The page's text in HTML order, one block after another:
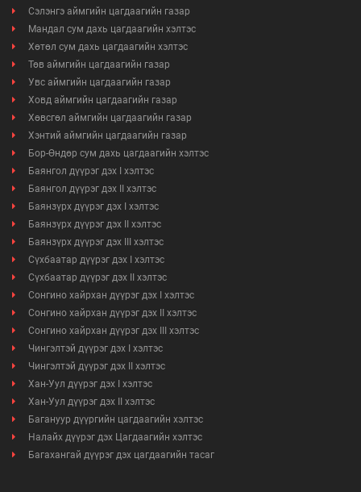
Сэлэнгэ аймгийн цагдаагийн газар
Мандал сум дахь цагдаагийн хэлтэс
Хөтөл сум дахь цагдаагийн хэлтэс
Төв аймгийн цагдаагийн газар
Увс аймгийн цагдаагийн газар
Ховд аймгийн цагдаагийн газар
Хөвсгөл аймгийн цагдаагийн газар
Хэнтий аймгийн цагдаагийн газар
Бор-Өндөр сум дахь цагдаагийн хэлтэс
Баянгол дүүрэг дэх I хэлтэс
Баянгол дүүрэг дэх II хэлтэс
Баянзүрх дүүрэг дэх I хэлтэс
Баянзүрх дүүрэг дэх II хэлтэс
Баянзүрх дүүрэг дэх III хэлтэс
Сүхбаатар дүүрэг дэх I хэлтэс
Сүхбаатар дүүрэг дэх II хэлтэс
Сонгино хайрхан дүүрэг дэх I хэлтэс
Сонгино хайрхан дүүрэг дэх II хэлтэс
Сонгино хайрхан дүүрэг дэх III хэлтэс
Чингэлтэй дүүрэг дэх I хэлтэс
Чингэлтэй дүүрэг дэх II хэлтэс
Хан-Уул дүүрэг дэх I хэлтэс
Хан-Уул дүүрэг дэх II хэлтэс
Багануур дүүргийн цагдаагийн хэлтэс
Налайх дүүрэг дэх Цагдаагийн хэлтэс
Багахангай дүүрэг дэх цагдаагийн тасаг